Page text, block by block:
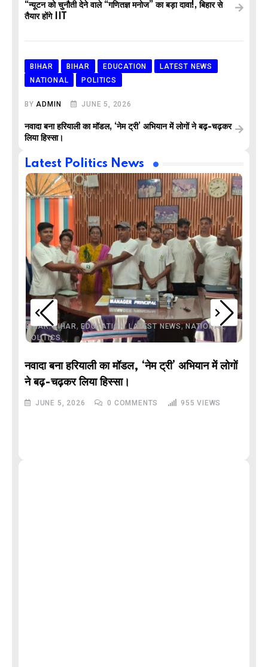
“न्यूटन को चुनौती देने वाले “गणितज्ञ मनोज” का बड़ा दावा!, बिहार से
तैयार होंगे IIT
BIHAR BIHAR EDUCATION
LATEST NEWS
NATIONAL
POLITICS
BYADMIN JUNE 5, 2026
नवादा बना हरियाली का मॉडल, ‘नेम ट्री’ अभियान में लोगों ने बढ़-चढ़कर
लिया हिस्सा।
Latest Politics News
BIHAR,BIHAR, EDUCATION,LATEST NEWS,NATIONAL,
POLITICS
नवादा बना हरियाली का मॉडल, ‘नेम ट्री’ अभियान में लोगों
ने बढ़-चढ़कर लिया हिस्सा।
JUNE 5, 2026 0 COMMENTS 955 VIEWS